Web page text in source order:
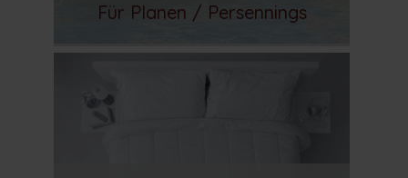
Für Planen / Persennings